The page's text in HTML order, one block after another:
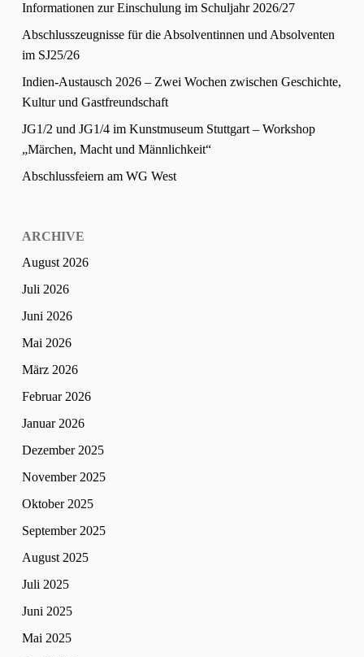
Informationen zur Einschulung im Schuljahr 2026/27
Abschlusszeugnisse für die Absolventinnen und Absolventen
im SJ25/26
Indien-Austausch 2026 – Zwei Wochen zwischen Geschichte,
Kultur und Gastfreundschaft
JG1/2 und JG1/4 im Kunstmuseum Stuttgart – Workshop
„Märchen, Macht und Männlichkeit“
Abschlussfeiern am WG West
ARCHIVE
August 2026
Juli 2026
Juni 2026
Mai 2026
März 2026
Februar 2026
Januar 2026
Dezember 2025
November 2025
Oktober 2025
September 2025
August 2025
Juli 2025
Juni 2025
Mai 2025